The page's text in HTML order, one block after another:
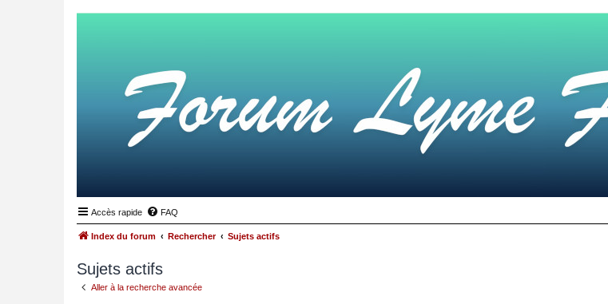
Accès rapide FAQ
Index du forum Rechercher Sujets actifs
Sujets actifs
Aller à la recherche avancée